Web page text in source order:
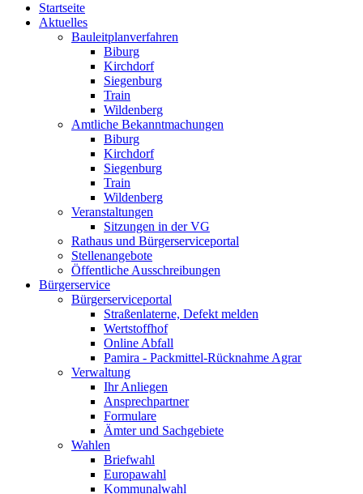
Startseite
Aktuelles
Bauleitplanverfahren
Biburg
Kirchdorf
Siegenburg
Train
Wildenberg
Amtliche Bekanntmachungen
Biburg
Kirchdorf
Siegenburg
Train
Wildenberg
Veranstaltungen
Sitzungen in der VG
Rathaus und Bürgerserviceportal
Stellenangebote
Öffentliche Ausschreibungen
Bürgerservice
Bürgerserviceportal
Straßenlaterne, Defekt melden
Wertstoffhof
Online Abfall
Pamira - Packmittel-Rücknahme Agrar
Verwaltung
Ihr Anliegen
Ansprechpartner
Formulare
Ämter und Sachgebiete
Wahlen
Briefwahl
Europawahl
Kommunalwahl